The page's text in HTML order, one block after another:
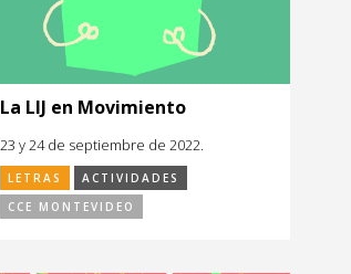
La LIJ en Movimiento
23 y 24 de septiembre de 2022.
LETRAS
ACTIVIDADES
CCE MONTEVIDEO